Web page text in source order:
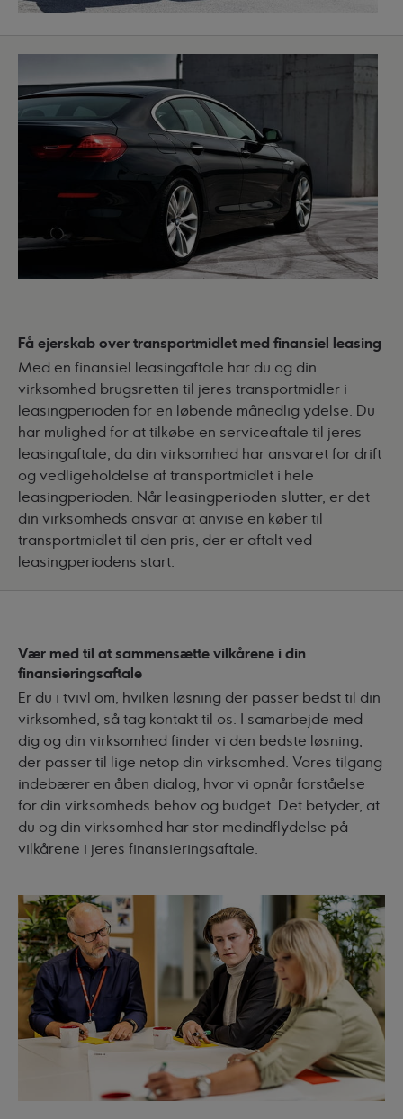
Få ejerskab over transportmidlet med finansiel leasing
Med en finansiel leasingaftale har du og din
virksomhed brugsretten til jeres transportmidler i
leasingperioden for en løbende månedlig ydelse. Du
har mulighed for at tilkøbe en serviceaftale til jeres
leasingaftale, da din virksomhed har ansvaret for drift
og vedligeholdelse af transportmidlet i hele
leasingperioden. Når leasingperioden slutter, er det
din virksomheds ansvar at anvise en køber til
transportmidlet til den pris, der er aftalt ved
leasingperiodens start.
Vær med til at sammensætte vilkårene i din
finansieringsaftale
Er du i tvivl om, hvilken løsning der passer bedst til din
virksomhed, så tag kontakt til os. I samarbejde med
dig og din virksomhed finder vi den bedste løsning,
der passer til lige netop din virksomhed. Vores tilgang
indebærer en åben dialog, hvor vi opnår forståelse
for din virksomheds behov og budget. Det betyder, at
du og din virksomhed har stor medindflydelse på
vilkårene i jeres finansieringsaftale.